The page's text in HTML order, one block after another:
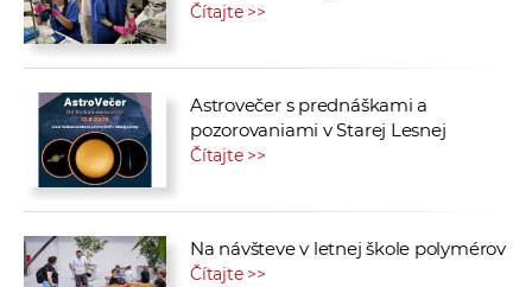
Čítajte >>
Astrovečer s prednáškami a
pozorovaniami v Starej Lesnej
Čítajte >>
Na návšteve v letnej škole polymérov
Čítajte >>